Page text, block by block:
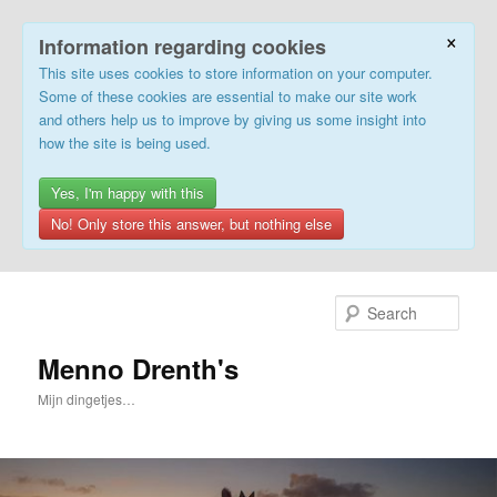
×
Information regarding cookies
This site uses cookies to store information on your computer.
Some of these cookies are essential to make our site work
and others help us to improve by giving us some insight into
how the site is being used.
Yes, I'm happy with this
No! Only store this answer, but nothing else
Menno Drenth's
Mijn dingetjes…